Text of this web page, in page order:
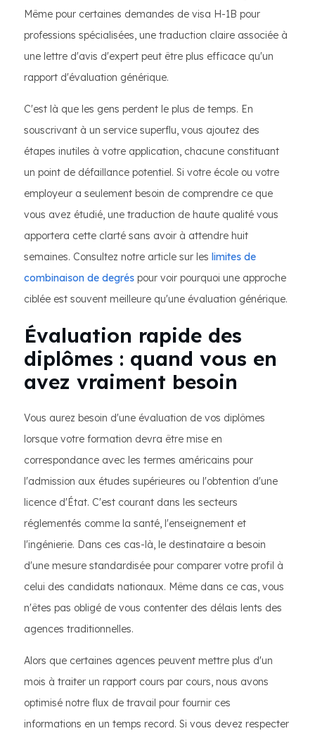
Même pour certaines demandes de visa H-1B pour
professions spécialisées, une traduction claire associée à
une lettre d'avis d'expert peut être plus efficace qu'un
rapport d'évaluation générique.
C'est là que les gens perdent le plus de temps. En
souscrivant à un service superflu, vous ajoutez des
étapes inutiles à votre application, chacune constituant
un point de défaillance potentiel. Si votre école ou votre
employeur a seulement besoin de comprendre ce que
vous avez étudié, une traduction de haute qualité vous
apportera cette clarté sans avoir à attendre huit
semaines. Consultez notre article sur les limites de
combinaison de degrés pour voir pourquoi une approche
ciblée est souvent meilleure qu'une évaluation générique.
Évaluation rapide des
diplômes : quand vous en
avez vraiment besoin
Vous aurez besoin d'une évaluation de vos diplômes
lorsque votre formation devra être mise en
correspondance avec les termes américains pour
l'admission aux études supérieures ou l'obtention d'une
licence d'État. C'est courant dans les secteurs
réglementés comme la santé, l'enseignement et
l'ingénierie. Dans ces cas-là, le destinataire a besoin
d'une mesure standardisée pour comparer votre profil à
celui des candidats nationaux. Même dans ce cas, vous
n'êtes pas obligé de vous contenter des délais lents des
agences traditionnelles.
Alors que certaines agences peuvent mettre plus d'un
mois à traiter un rapport cours par cours, nous avons
optimisé notre flux de travail pour fournir ces
informations en un temps record. Si vous devez respecter